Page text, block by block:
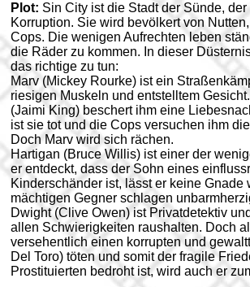
Plot: Sin City ist die Stadt der Sünde,
Korruption. Sie wird bevölkert von
Cops. Die wenigen Aufrechten leben
die Räder zu kommen. In dieser
das richtige zu tun:
Marv (Mickey Rourke) ist ein
riesigen Muskeln und entstelltem
(Jaimi King) beschert ihm eine
ist sie tot und die Cops versuchen ihm
Doch Marv wird sich rächen.
Hartigan (Bruce Willis) ist einer der
er entdeckt, dass der Sohn eines
Kinderschänder ist, lässt er keine Gnade
mächtigen Gegner schlagen
Dwight (Clive Owen) ist Privatdetektiv
allen Schwierigkeiten raushalten. Doch
versehentlich einen korrupten und
Del Toro) töten und somit der fragile
Prostituierten bedroht ist, wird auch er